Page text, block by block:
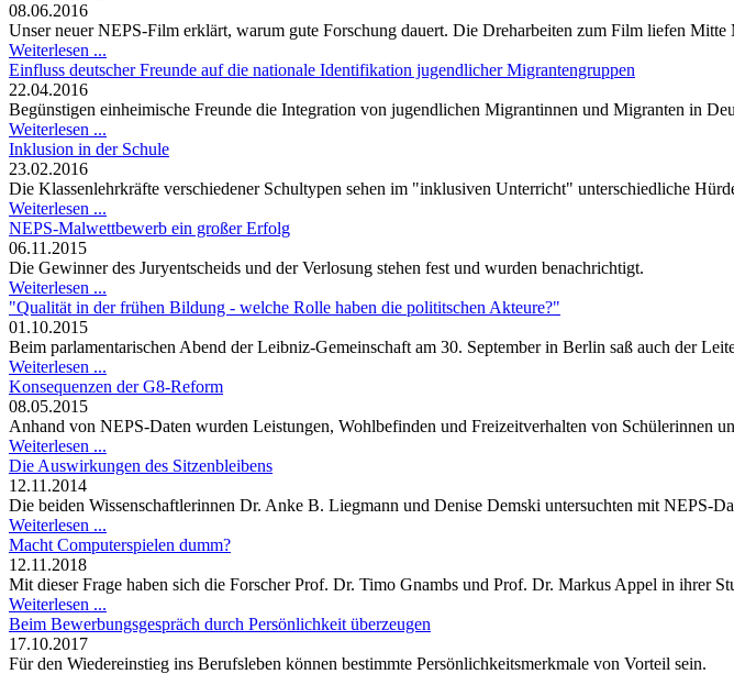
08.06.2016
Unser neuer NEPS-Film erklärt, warum gute Forschung dauert. Die Dreharbeiten zum Film liefen Mitte
Weiterlesen ...
Einfluss deutscher Freunde auf die nationale Identifikation jugendlicher Migrantengruppen
22.04.2016
Begünstigen einheimische Freunde die Integration von jugendlichen Migrantinnen und Migranten in
Weiterlesen ...
Inklusion in der Schule
23.02.2016
Die Klassenlehrkräfte verschiedener Schultypen sehen im "inklusiven Unterricht" unterschiedliche
Weiterlesen ...
NEPS-Malwettbewerb ein großer Erfolg
06.11.2015
Die Gewinner des Juryentscheids und der Verlosung stehen fest und wurden benachrichtigt.
Weiterlesen ...
"Qualität in der frühen Bildung - welche Rolle haben die polititschen Akteure?"
01.10.2015
Beim parlamentarischen Abend der Leibniz-Gemeinschaft am 30. September in Berlin saß auch der
Weiterlesen ...
Konsequenzen der G8-Reform
08.05.2015
Anhand von NEPS-Daten wurden Leistungen, Wohlbefinden und Freizeitverhalten von Schülerinnen
Weiterlesen ...
Die Auswirkungen des Sitzenbleibens
12.11.2014
Die beiden Wissenschaftlerinnen Dr. Anke B. Liegmann und Denise Demski untersuchten mit NEPS-
Weiterlesen ...
Macht Computerspielen dumm?
12.11.2018
Mit dieser Frage haben sich die Forscher Prof. Dr. Timo Gnambs und Prof. Dr. Markus Appel in ihrer
Weiterlesen ...
Beim Bewerbungsgespräch durch Persönlichkeit überzeugen
17.10.2017
Für den Wiedereinstieg ins Berufsleben können bestimmte Persönlichkeitsmerkmale von Vorteil sein.